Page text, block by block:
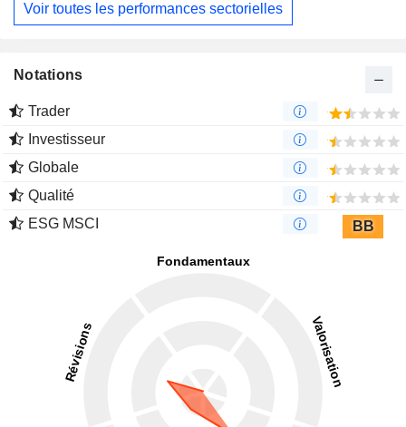
Voir toutes les performances sectorielles
Notations
Trader
Investisseur
Globale
Qualité
ESG MSCI
BB